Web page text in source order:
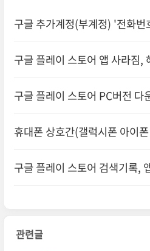
구글 추가계정(부계정) '전화
구글 플레이 스토어 앱 사라짐,
구글 플레이 스토어 PC버전 다
휴대폰 상호간(갤럭시폰 아이
웨어로!!
구글 플레이 스토어 검색기록,
관련글